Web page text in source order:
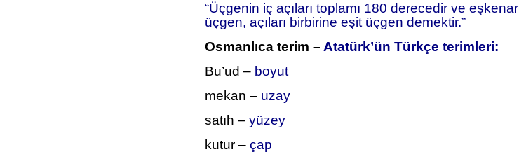
“Üçgenin iç açıları toplamı 180 derecedir ve eşkenar
üçgen, açıları birbirine eşit üçgen demektir.”
Osmanlıca terim – Atatürk’ün Türkçe terimleri:
Bu’ud – boyut
mekan – uzay
satıh – yüzey
kutur – çap